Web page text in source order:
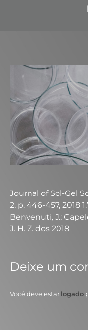
Journal of Sol-Gel
2, p. 446-457, 2018
Benvenuti, J.;
J. H. Z. dos 2018
Deixe um
Você deve estar logado